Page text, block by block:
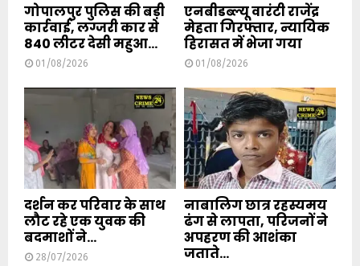
गोपालपुर पुलिस की बड़ी
कार्रवाई, लग्जरी कार से
840 लीटर देसी महुआ...
01/08/2026
एनबीडब्ल्यू वारंटी राजेंद्र
मेहता गिरफ्तार, न्यायिक
हिरासत में भेजा गया
01/08/2026
दर्शन कर परिवार के साथ
लौट रहे एक युवक की
बदमाशों ने...
28/07/2026
नाबालिग छात्र रहस्यमय
ढंग से लापता, परिजनों ने
अपहरण की आशंका
जताते...